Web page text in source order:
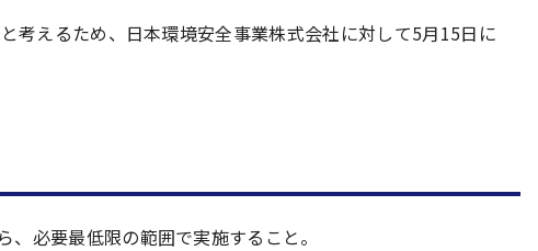
考えるため、日本環境安全事業株式会社に対して5月15日に
必要最低限の範囲で実施すること。